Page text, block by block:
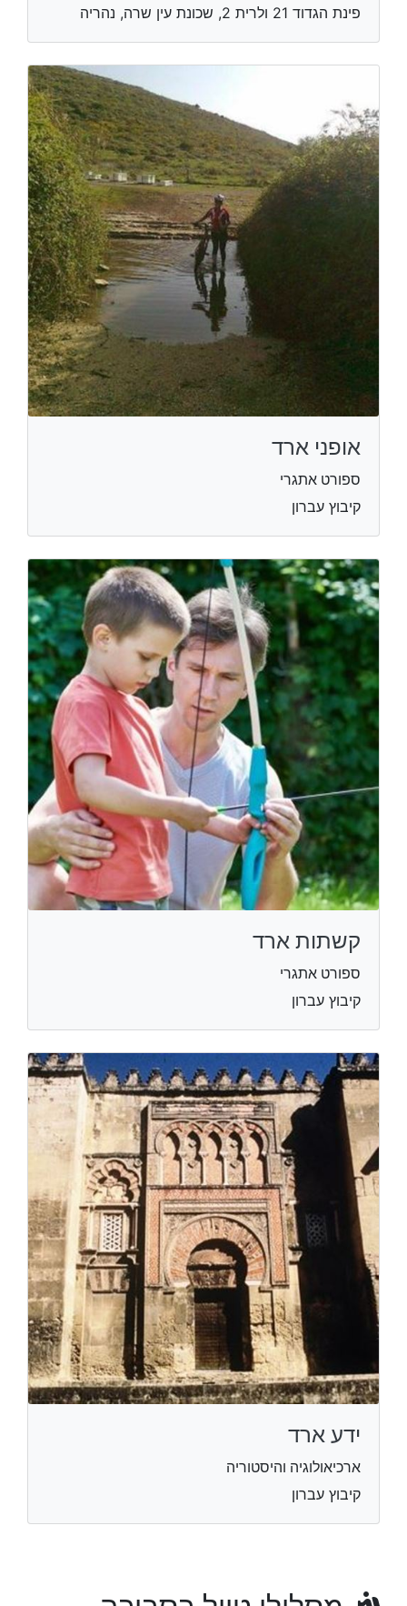
פינת הגדוד 21 ולרית 2, שכונת עין שרה, נהריה
אופני ארד
ספורט אתגרי
קיבוץ עברון
קשתות ארד
ספורט אתגרי
קיבוץ עברון
ידע ארד
ארכיאולוגיה והיסטוריה
קיבוץ עברון